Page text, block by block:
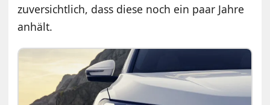
zuversichtlich, dass diese noch ein paar Jahre
anhält.